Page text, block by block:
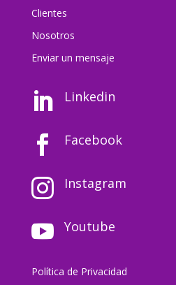
Clientes
Nosotros
Enviar un mensaje
 Linkedin
 Facebook
 Instagram
 Youtube
Política de Privacidad